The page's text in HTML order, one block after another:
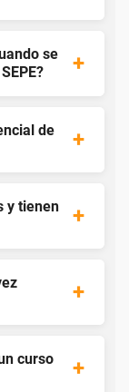
se
de
y tienen
curso